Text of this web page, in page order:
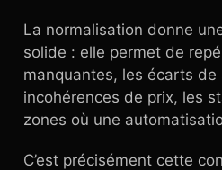
La normalisation donne
solide : elle permet de
manquantes, les écarts de
incohérences de prix, les
zones où une
C’est précisément cette